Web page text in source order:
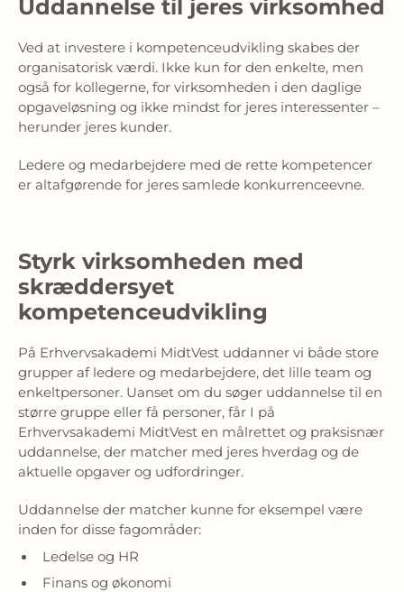
Uddannelse til jeres virksomhed
Ved at investere i kompetenceudvikling skabes der
organisatorisk værdi. Ikke kun for den enkelte, men
også for kollegerne, for virksomheden i den daglige
opgaveløsning og ikke mindst for jeres interessenter –
herunder jeres kunder.
Ledere og medarbejdere med de rette kompetencer
er altafgørende for jeres samlede konkurrenceevne.
Styrk virksomheden med
skræddersyet
kompetenceudvikling
På Erhvervsakademi MidtVest uddanner vi både store
grupper af ledere og medarbejdere, det lille team og
enkeltpersoner. Uanset om du søger uddannelse til en
større gruppe eller få personer, får I på
Erhvervsakademi MidtVest en målrettet og praksisnær
uddannelse, der matcher med jeres hverdag og de
aktuelle opgaver og udfordringer.
Uddannelse der matcher kunne for eksempel være
inden for disse fagområder:
Ledelse og HR
Finans og økonomi